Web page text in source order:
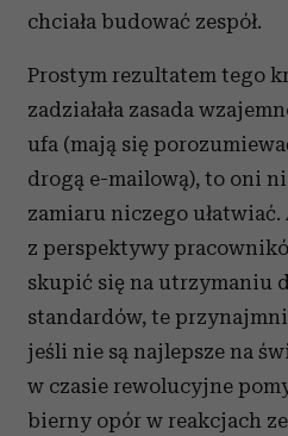
chciała budować zespół.
Prostym rezultatem tego
zadziałała zasada
ufa (mają się
drogą e-mailową), to oni
zamiaru niczego
z perspektywy
skupić się na utrzymaniu
standardów, te
jeśli nie są najlepsze na
w czasie rewolucyjne
bierny opór w reakcjach